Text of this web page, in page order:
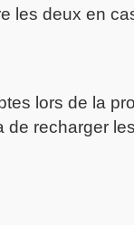
les deux en
lors de la
de recharger